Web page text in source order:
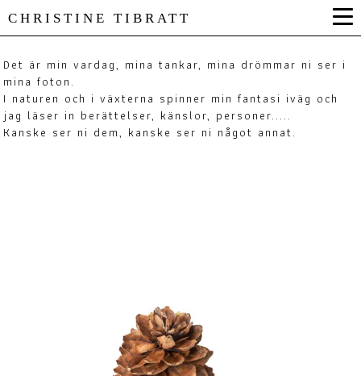
CHRISTINE TIBRATT
Det är min vardag, mina tankar, mina drömmar ni ser i
mina foton.
I naturen och i växterna spinner min fantasi iväg och
jag läser in berättelser, känslor, personer.....
Kanske ser ni dem, kanske ser ni något annat.